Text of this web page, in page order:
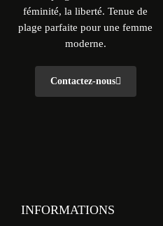
féminité, la liberté. Tenue de
plage parfaite pour une femme
moderne.
Contactez-nous
INFORMATIONS